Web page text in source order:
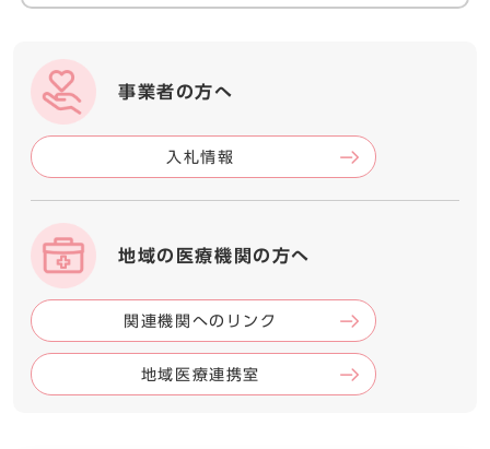
事業者の方へ
入札情報
地域の医療機関の方へ
関連機関へのリンク
地域医療連携室